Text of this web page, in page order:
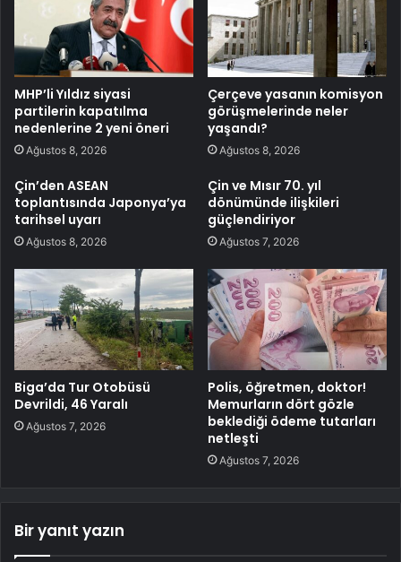
MHP’li Yıldız siyasi
partilerin kapatılma
nedenlerine 2 yeni öneri
Ağustos 8, 2026
Çerçeve yasanın komisyon
görüşmelerinde neler
yaşandı?
Ağustos 8, 2026
Çin’den ASEAN
toplantısında Japonya’ya
tarihsel uyarı
Ağustos 8, 2026
Çin ve Mısır 70. yıl
dönümünde ilişkileri
güçlendiriyor
Ağustos 7, 2026
Biga’da Tur Otobüsü
Devrildi, 46 Yaralı
Ağustos 7, 2026
Polis, öğretmen, doktor!
Memurların dört gözle
beklediği ödeme tutarları
netleşti
Ağustos 7, 2026
Bir yanıt yazın